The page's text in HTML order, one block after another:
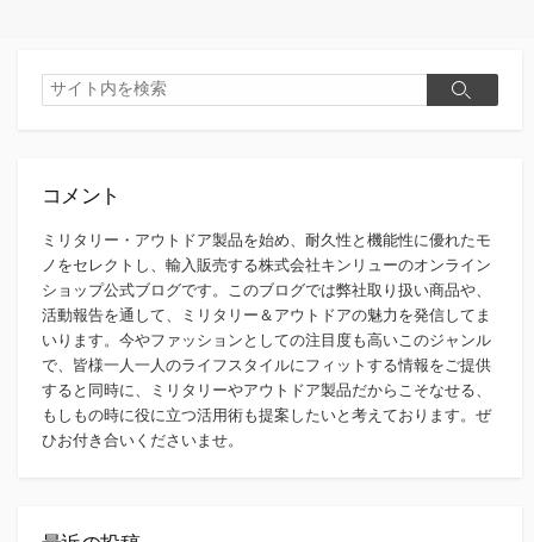
検
索
検
コメント
ミリタリー・アウトドア製品を始め、耐久性と機能性に優れたモ
ノをセレクトし、輸入販売する株式会社キンリューのオンライン
ショップ公式ブログです。このブログでは弊社取り扱い商品や、
活動報告を通して、ミリタリー＆アウトドアの魅力を発信してま
いります。今やファッションとしての注目度も高いこのジャンル
で、皆様一人一人のライフスタイルにフィットする情報をご提供
すると同時に、ミリタリーやアウトドア製品だからこそなせる、
もしもの時に役に立つ活用術も提案したいと考えております。ぜ
ひお付き合いくださいませ。